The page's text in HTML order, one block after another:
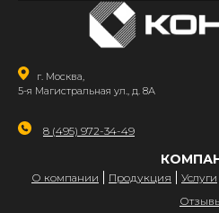
г. Москва,
5-я Магистральная ул., д. 8А
8 (495) 972-34-49
О компании Продукция Услуги